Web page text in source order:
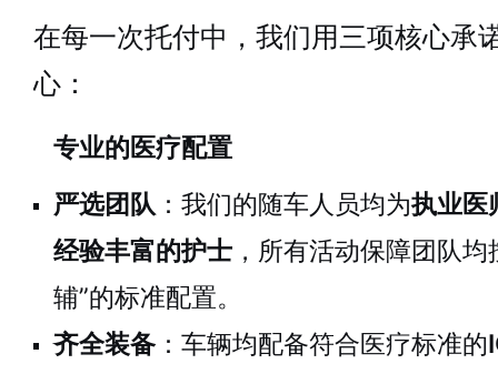
在每一次托付中，我们用三项核心承
心：
专业的医疗配置
严选团队 ：我们的随车人员均为执业医
经验丰富的护士 ，所有活动保障团队
辅”的标准配置。
齐全装备：车辆均配备符合医疗标准的